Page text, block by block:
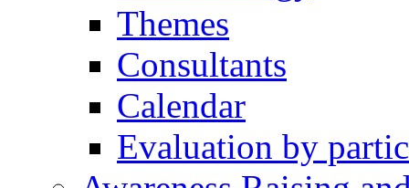
Themes
Consultants
Calendar
Evaluation by